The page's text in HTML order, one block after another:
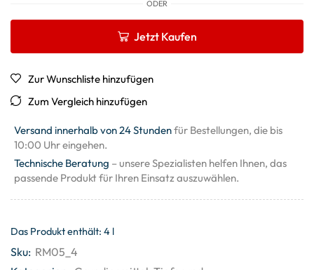
ODER
Jetzt Kaufen
Zur Wunschliste hinzufügen
Zum Vergleich hinzufügen
Versand innerhalb von 24 Stundenfür Bestellungen, die bis
10:00 Uhr eingehen.
Technische Beratung – unsere Spezialisten helfen Ihnen, das
passende Produkt für Ihren Einsatz auszuwählen.
Das Produkt enthält: 4 l
Sku: RM05_4